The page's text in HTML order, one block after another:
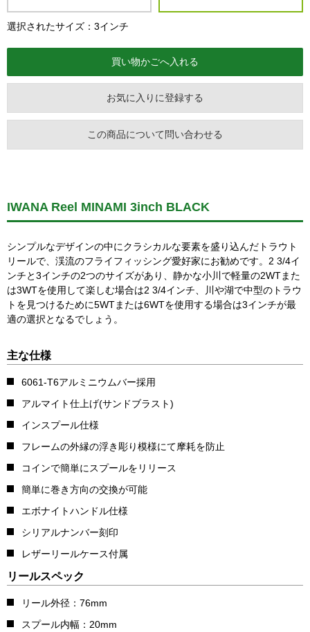
選択されたサイズ：3インチ
お気に入りに登録する
この商品について問い合わせる
IWANA Reel MINAMI 3inch BLACK
シンプルなデザインの中にクラシカルな要素を盛り込んだトラウト
リールで、渓流のフライフィッシング愛好家にお勧めです。2 3/4イ
ンチと3インチの2つのサイズがあり、静かな小川で軽量の2WTまた
は3WTを使用して楽しむ場合は2 3/4インチ、川や湖で中型のトラウ
トを見つけるために5WTまたは6WTを使用する場合は3インチが最
適の選択となるでしょう。
主な仕様
6061-T6アルミニウムバー採用
アルマイト仕上げ(サンドブラスト)
インスプール仕様
フレームの外縁の浮き彫り模様にて摩耗を防止
コインで簡単にスプールをリリース
簡単に巻き方向の交換が可能
エボナイトハンドル仕様
シリアルナンバー刻印
レザーリールケース付属
リールスペック
リール外径：76mm
スプール内幅：20mm